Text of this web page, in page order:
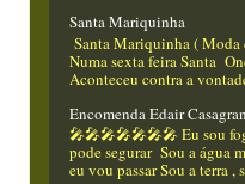
Santa Mariquinha
Santa Mariquinha (
Numa sexta feira Santa
Aconteceu contra a
Encomenda Edair
🎤🎤🎤🎤🎤🎤🎤 Eu sou
pode segurar Sou a água
eu vou passar Sou a terra ,